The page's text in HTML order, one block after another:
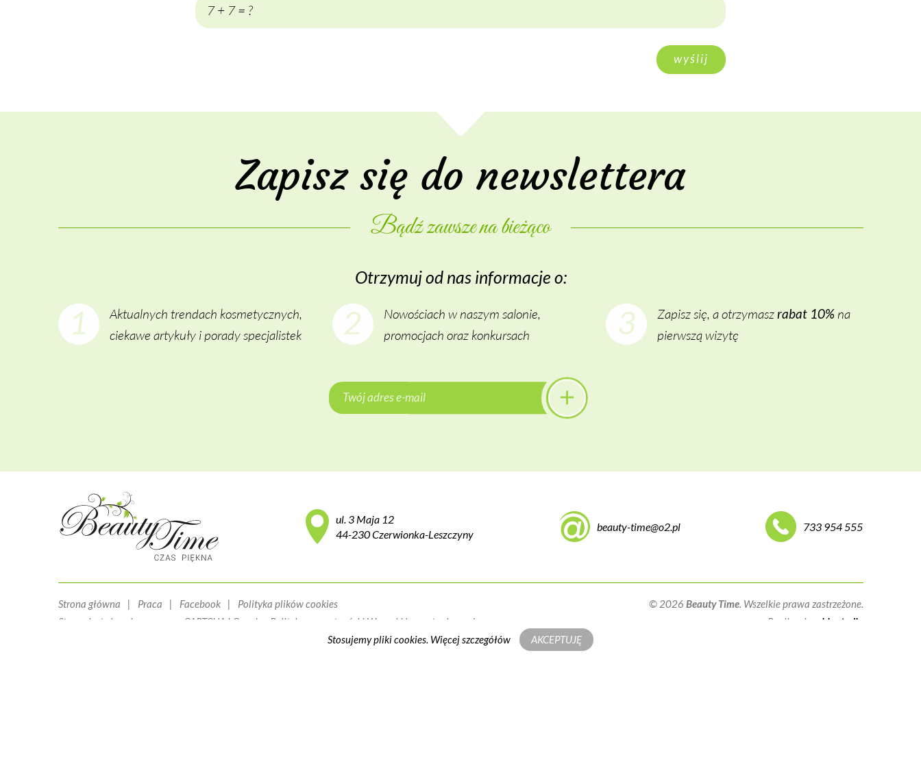
Zapisz się do newslettera
Bądź za­wsze na bie­żą­co
Otrzy­muj od nas in­for­ma­cje o:
1
Aktualnych trendach kosmetycznych,
ciekawe artykuły i porady specjalistek
2
Nowościach w naszym salonie,
promocjach oraz konkursach
3 Zapisz się, a otrzymaszrabat 10% na
pierwszą wizytę
ul. 3 Maja 12
44-230 Czerwionka-Leszczyny
beauty-time@o2.pl 733 954 555
Strona główna Praca Facebook
Polityka plików cookies
Strona jest chroniona przez reCAPTCHA i Google -
Polityka prywatnościi Warunki korzystania z usług
© 2026 Beauty Time. Wszelkie prawa zastrzeżone.
Realizacja:
qbic studio
Stosujemy pliki cookies. Więcej szczegółów AKCEPTUJĘ